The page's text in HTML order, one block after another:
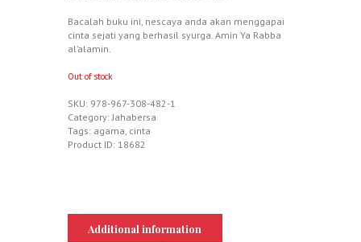
Bacalah buku ini, nescaya anda akan menggapai
cinta sejati yang berhasil syurga. Amin Ya Rabba
al’alamin.
Out of stock
SKU: 978-967-308-482-1
Category:Jahabersa
Tags: agama, cinta
Product ID: 18682
Additional information